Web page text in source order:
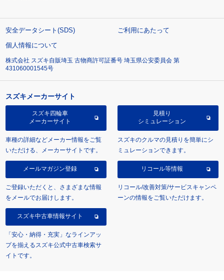
安全データシート(SDS)
ご利用にあたって
個人情報について
株式会社 スズキ自販埼玉 古物商許可証番号 埼玉県公安委員会 第
431060001545号
スズキメーカーサイト
スズキ四輪車
メーカーサイト
車種の詳細などメーカー情報をご覧
いただける、メーカーサイトです。
見積り
シミュレーション
スズキのクルマの見積りを簡単にシ
ミュレーションできます。
メールマガジン登録
ご登録いただくと、さまざまな情報
をメールでお届けします。
リコール等情報
リコール/改善対策/サービスキャンペ
ーンの情報をご覧いただけます。
スズキ中古車情報サイト
「安心・納得・充実」なラインアッ
プを揃えるスズキ公式中古車検索サ
イトです。